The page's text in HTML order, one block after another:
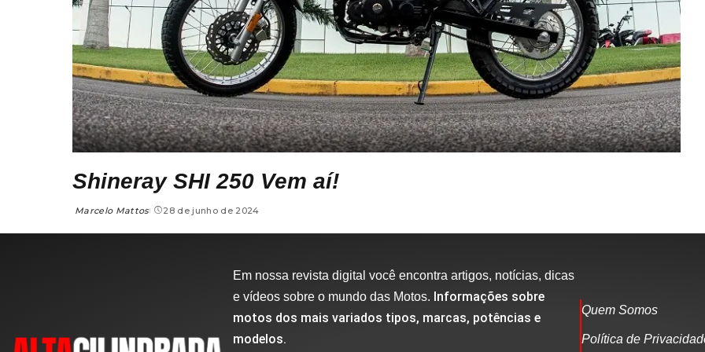
Shineray SHI 250 Vem aí!
Marcelo Mattos 28 de junho de 2024
Em nossa revista digital você encontra artigos, notícias, dicas
e vídeos sobre o mundo das Motos. Informações sobre
motos dos mais variados tipos, marcas, potências e
modelos.
Quem Somos
Política de